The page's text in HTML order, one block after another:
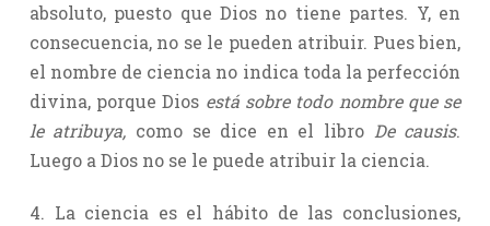
absoluto, puesto que Dios no tiene partes. Y, en
consecuencia, no se le pueden atribuir. Pues bien,
el nombre de ciencia no indica toda la perfección
divina, porque Dios está sobre todo nombre que se
le atribuya, como se dice en el libro De causis.
Luego a Dios no se le puede atribuir la ciencia.
4. La ciencia es el hábito de las conclusiones,